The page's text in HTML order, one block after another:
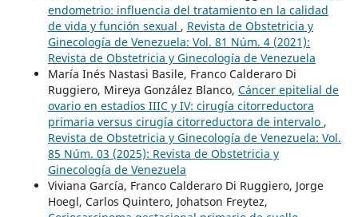
endometrio: influencia del tratamiento en la calidad
de vida y función sexual , Revista de Obstetricia y
Ginecología de Venezuela: Vol. 81 Núm. 4 (2021):
Revista de Obstetricia y Ginecología de Venezuela
María Inés Nastasi Basile, Franco Calderaro Di
Ruggiero, Mireya González Blanco, Cáncer epitelial de
ovario en estadios IIIC y IV: cirugía citorreductora
primaria versus cirugía citorreductora de intervalo ,
Revista de Obstetricia y Ginecología de Venezuela: Vol.
85 Núm. 03 (2025): Revista de Obstetricia y
Ginecología de Venezuela
Viviana García, Franco Calderaro Di Ruggiero, Jorge
Hoegl, Carlos Quintero, Johatson Freytez,